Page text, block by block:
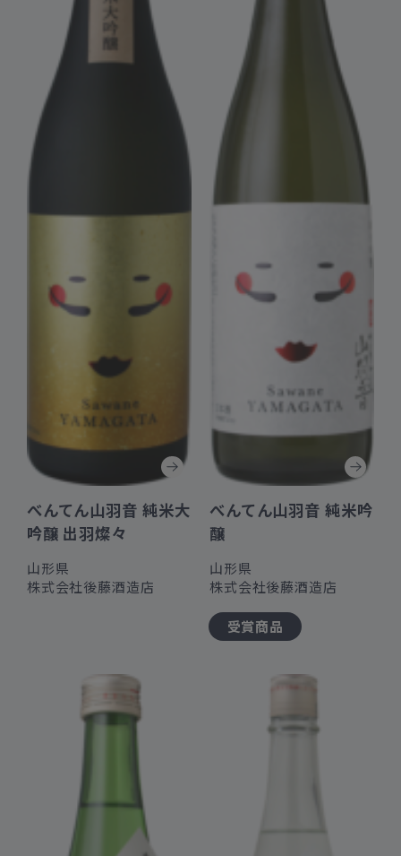
べんてん山羽音 純米大
吟醸 出羽燦々
山形県
株式会社後藤酒造店
べんてん山羽音 純米吟
醸
山形県
株式会社後藤酒造店
受賞商品